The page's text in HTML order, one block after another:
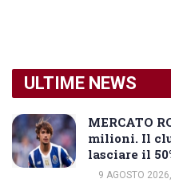
ULTIME NEWS
MERCATO
milioni. Il
lasciare il
9 AGOSTO